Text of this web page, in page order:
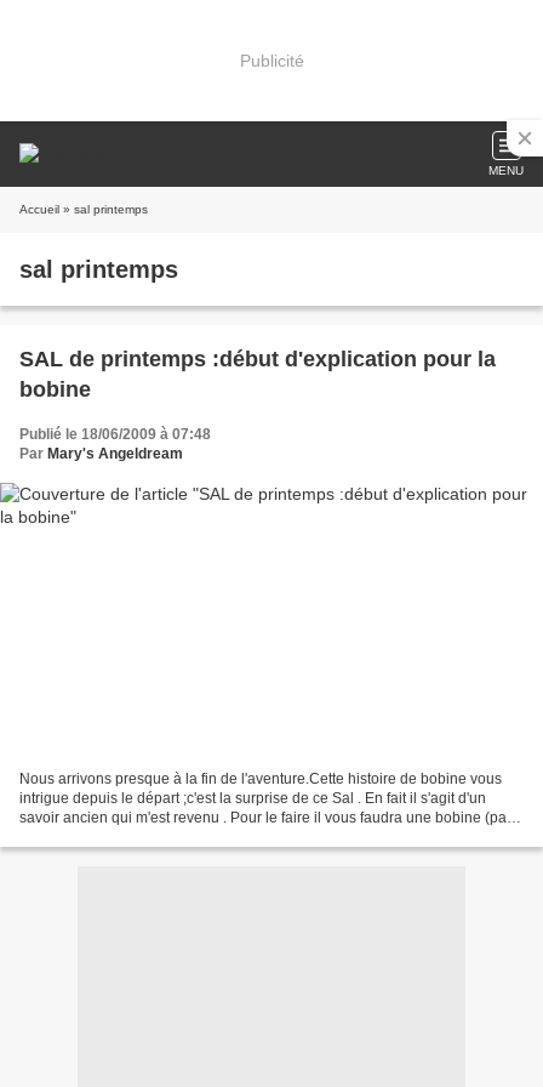
Publicité
MENU
Accueil » sal printemps
sal printemps
SAL de printemps :début d'explication pour la
bobine
Publié le 18/06/2009 à 07:48
Par Mary's Angeldream
Nous arrivons presque à la fin de l'aventure.Cette histoire de bobine vous
intrigue depuis le départ ;c'est la surprise de ce Sal . En fait il s'agit d'un
savoir ancien qui m'est revenu . Pour le faire il vous faudra une bobine (pas